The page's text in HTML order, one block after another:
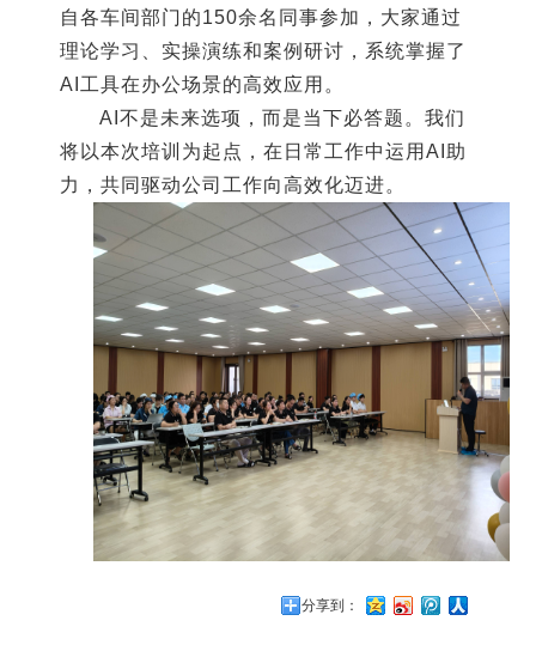
自各车间部门的150余名同事参加，大家通过
理论学习、实操演练和案例研讨，系统掌握了
AI工具在办公场景的高效应用。
AI不是未来选项，而是当下必答题。我们
将以本次培训为起点，在日常工作中运用AI助
力，共同驱动公司工作向高效化迈进。
分享到：